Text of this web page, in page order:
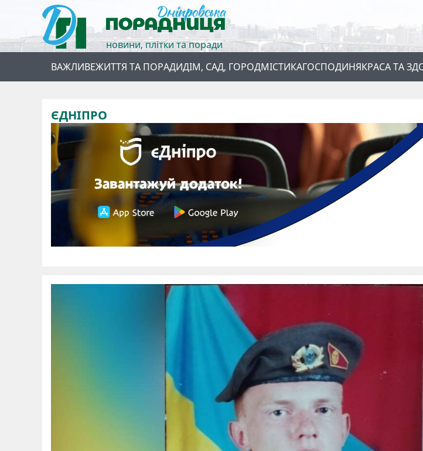
новини, плітки та поради
ВАЖЛИВЕЖИТТЯ ТА ПОРАДИДІМ, САД, ГОРОДМІСТИКАГОСПОДИНЯКРАСА ТА
ЄДНІПРО